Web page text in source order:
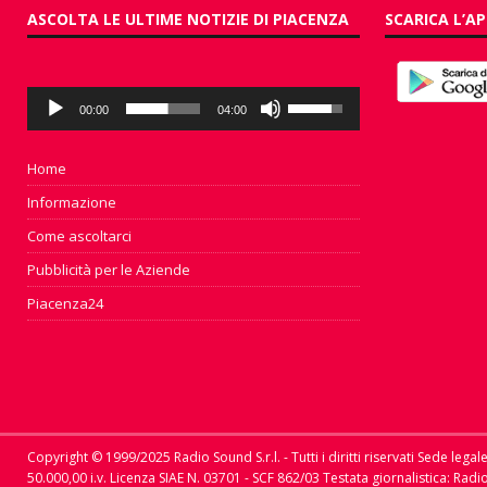
ASCOLTA LE ULTIME NOTIZIE DI PIACENZA
Audio
Player
00:00 04:00
i
su/giù
o
il
Home
Informazione
Come ascoltarci
Pubblicità per le Aziende
Piacenza24
SCARICA
Copyright © 1999/2025 Radio Sound S.r.l. - Tutti i diritti riservati Sede
50.000,00 i.v. Licenza SIAE N. 03701 - SCF 862/03 Testata giornalistica: